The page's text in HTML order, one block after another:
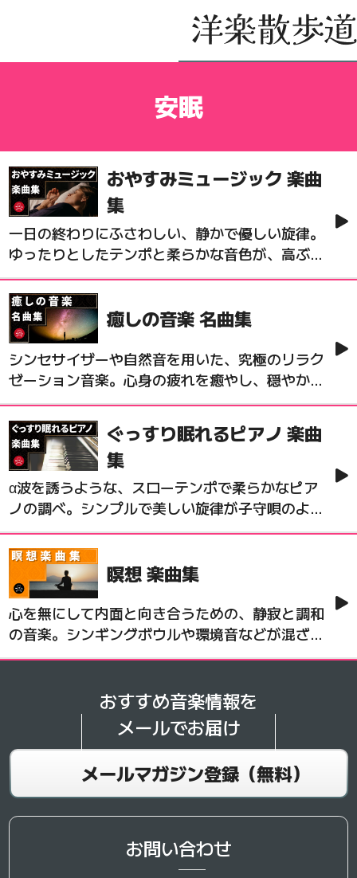
安眠
おやすみミュージック 楽曲
集
一日の終わりにふさわしい、静かで優しい旋律。
ゆったりとしたテンポと柔らかな音色が、高ぶっ
た神経を鎮め、深い眠りへと誘うナイト・ルー
ティンに最適です。
癒しの音楽 名曲集
シンセサイザーや自然音を用いた、究極のリラク
ゼーション音楽。心身の疲れを癒やし、穏やかな
眠りや瞑想の時間に最適な空間を作り出します。
ぐっすり眠れるピアノ 楽曲
集
α波を誘うような、スローテンポで柔らかなピア
ノの調べ。シンプルで美しい旋律が子守唄のよう
に心に響き、質の高い睡眠環境を整えるための穏
やかなBGMです。
瞑想 楽曲集
心を無にして内面と向き合うための、静寂と調和
の音楽。シンギングボウルや環境音などが混ざり
合い、深い集中と精神の安定をもたらすマインド
おすすめ音楽情報を
メールでお届け
メールマガジン登録（無料）
お問い合わせ